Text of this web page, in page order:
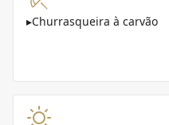
▸Churrasqueira à carvão